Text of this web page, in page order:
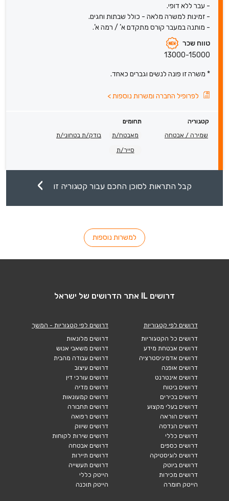
- עבר ללא דופי.
- זמינות למשרה מלאה - כולל שבתות וחגים.
- מותנה במעבר קורס מתקדם א’ / רמה א’.
טווח שכר
13000-15000
* משרה זו פונה לנשים וגברים כאחד.
לפרופיל החברה ומשרות נוספות>
קטגוריה
תחומים
שמירה / אבטחה
מאבטח/ת בודק/ת בטחוני/ת
סייר/ת
קבל התראות לסוכן החכם עבור קטגוריה זו
למשרות נוספות
דרושים IL אתר הדרושים של ישראל
דרושים לפי קטגוריות
דרושים כל הקטגוריות
דרושים אבטחת מידע
דרושים אדמיניסטרציה
דרושים אופנה
דרושים אינטרנט
דרושים ביטוח
דרושים בכירים
דרושים בעלי מקצוע
דרושים הוראה
דרושים הנדסה
דרושים כללי
דרושים כספים
דרושים לוגיסטיקה
דרושים ביוטק
דרושים מכירות
הייטק חומרה
דרושים לפי קטגוריות - המשך
דרושים מלונאות
דרושים משאבי אנוש
דרושים עבודה מהבית
דרושים עיצוב
דרושים עורכי דין
דרושים מדיה
דרושים קמעונאות
דרושים תחבורה
דרושים רפואה
דרושים שיווק
דרושים שירות לקוחות
דרושים אבטחה
דרושים תיירות
דרושים תעשייה
הייטק כללי
הייטק תוכנה